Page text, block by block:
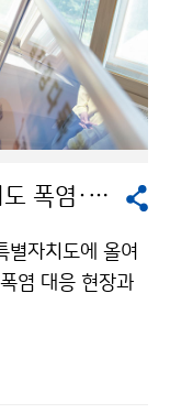
이미선 기상청장, 전북특별자치도 폭염·가뭄 현장 방문
자치도에 올여
염 대응 현장과
고, 섬진강댐을